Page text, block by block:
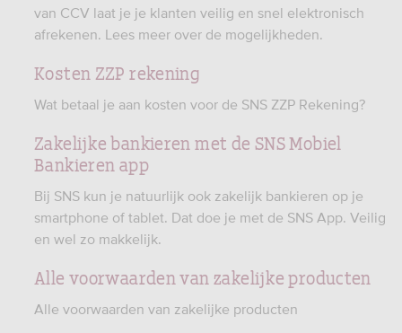
van CCV laat je je klanten veilig en snel elektronisch
afrekenen. Lees meer over de mogelijkheden.
Kosten ZZP rekening
Wat betaal je aan kosten voor de SNS ZZP Rekening?
Zakelijke bankieren met de SNS Mobiel
Bankieren app
Bij SNS kun je natuurlijk ook zakelijk bankieren op je
smartphone of tablet. Dat doe je met de SNS App. Veilig
en wel zo makkelijk.
Alle voorwaarden van zakelijke producten
Alle voorwaarden van zakelijke producten